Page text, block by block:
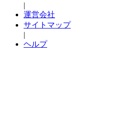
|
運営会社
サイトマップ
|
ヘルプ